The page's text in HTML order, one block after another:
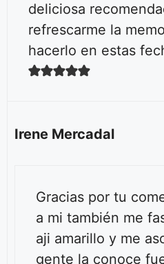
deliciosa
refrescarme la
hacerlo en estas
Irene Mercadal
Gracias por tu
a mi también me
aji amarillo y me
gente la conoce